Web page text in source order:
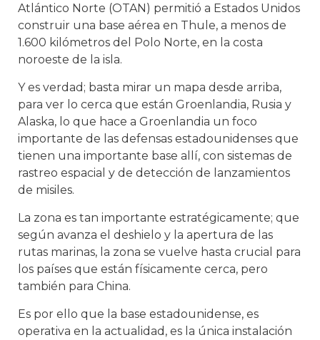
Atlántico Norte (OTAN) permitió a Estados Unidos
construir una base aérea en Thule, a menos de
1.600 kilómetros del Polo Norte, en la costa
noroeste de la isla.
Y es verdad; basta mirar un mapa desde arriba,
para ver lo cerca que están Groenlandia, Rusia y
Alaska, lo que hace a Groenlandia un foco
importante de las defensas estadounidenses que
tienen una importante base allí, con sistemas de
rastreo espacial y de detección de lanzamientos
de misiles.
La zona es tan importante estratégicamente; que
según avanza el deshielo y la apertura de las
rutas marinas, la zona se vuelve hasta crucial para
los países que están físicamente cerca, pero
también para China.
Es por ello que la base estadounidense, es
operativa en la actualidad, es la única instalación